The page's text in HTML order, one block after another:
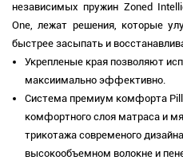
независимых пружин Zoned
One, лежат решения, которые
быстрее засыпать и
Укрепленые края позволяют
максиимально эффективно.
Система премиум комфорта
комфортного слоя матраса и
трикотажа современого
высокообъемном волокне и